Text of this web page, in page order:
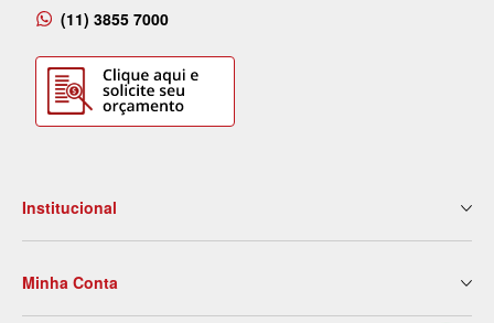
(11) 3855 7000
Institucional
Nossas Lojas
Serviços
Minha Conta